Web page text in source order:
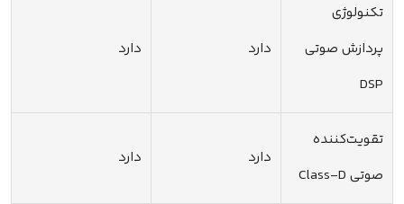
تکنولوژی
پردازش صوتی
DSP
دارد دارد
تقویت‌کننده
صوتی Class-D
دارد دارد